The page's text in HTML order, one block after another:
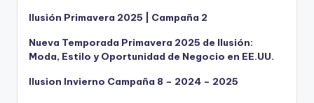
Ilusión Primavera 2025 | Campaña 2
Nueva Temporada Primavera 2025 de Ilusión:
Moda, Estilo y Oportunidad de Negocio en EE.UU.
Ilusion Invierno Campaña 8 – 2024 – 2025